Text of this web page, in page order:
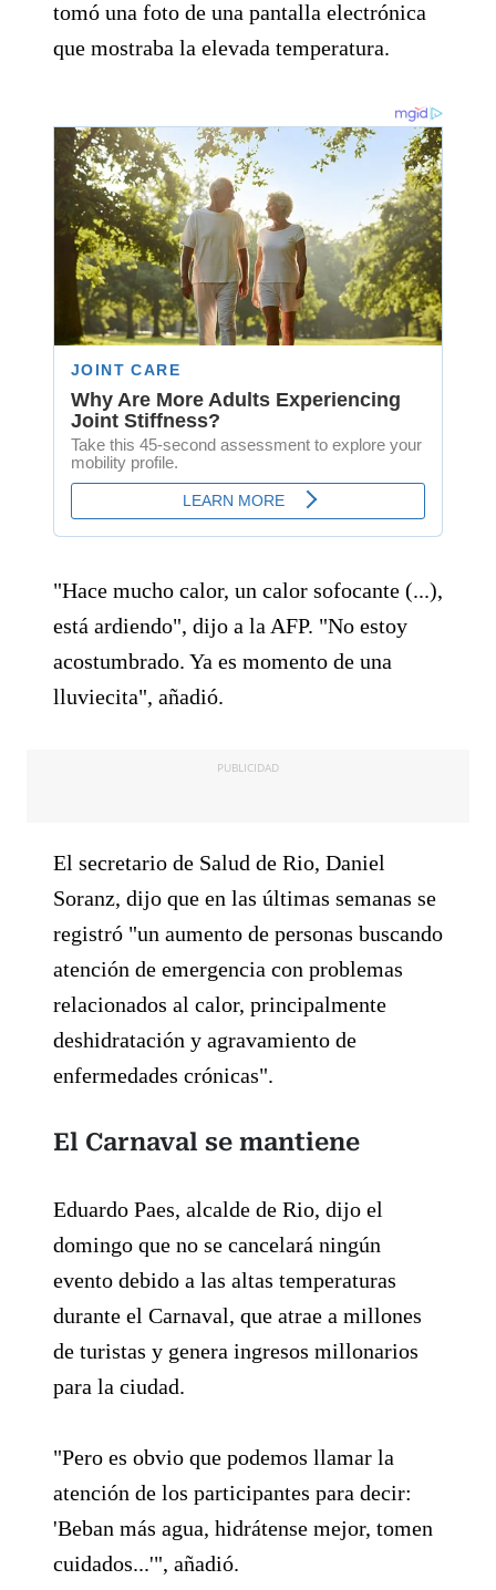
tomó una foto de una pantalla electrónica
que mostraba la elevada temperatura.
"Hace mucho calor, un calor sofocante (...),
está ardiendo", dijo a la AFP. "No estoy
acostumbrado. Ya es momento de una
lluviecita", añadió.
PUBLICIDAD
El secretario de Salud de Rio, Daniel
Soranz, dijo que en las últimas semanas se
registró "un aumento de personas buscando
atención de emergencia con problemas
relacionados al calor, principalmente
deshidratación y agravamiento de
enfermedades crónicas".
El Carnaval se mantiene
Eduardo Paes, alcalde de Rio, dijo el
domingo que no se cancelará ningún
evento debido a las altas temperaturas
durante el Carnaval, que atrae a millones
de turistas y genera ingresos millonarios
para la ciudad.
"Pero es obvio que podemos llamar la
atención de los participantes para decir:
'Beban más agua, hidrátense mejor, tomen
cuidados...'", añadió.